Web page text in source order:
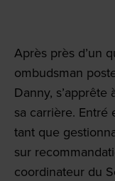
Après près d’un
ombudsman post
Danny,
sa carrière. Entré
tant que
sur
coordinateur du